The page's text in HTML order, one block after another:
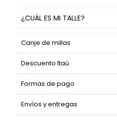
¿CUÁL ES MI TALLE?
Canje de millas
Descuento Itaú
Formas de pago
Envíos y entregas